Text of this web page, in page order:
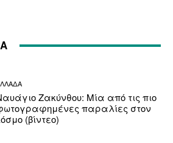
Ζακύνθου: Μία από τις πιο
παραλίες στον
(βίντεο)